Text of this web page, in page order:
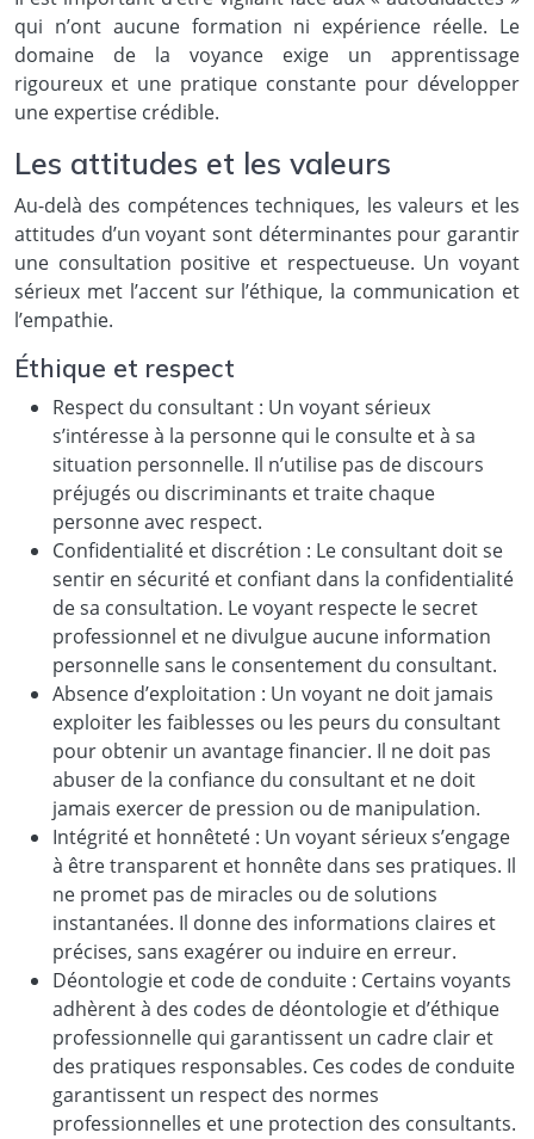
qui n’ont aucune formation ni expérience réelle. Le
domaine de la voyance exige un apprentissage
rigoureux et une pratique constante pour développer
une expertise crédible.
Les attitudes et les valeurs
Au-delà des compétences techniques, les valeurs et les
attitudes d’un voyant sont déterminantes pour garantir
une consultation positive et respectueuse. Un voyant
sérieux met l’accent sur l’éthique, la communication et
l’empathie.
Éthique et respect
Respect du consultant : Un voyant sérieux
s’intéresse à la personne qui le consulte et à sa
situation personnelle. Il n’utilise pas de discours
préjugés ou discriminants et traite chaque
personne avec respect.
Confidentialité et discrétion : Le consultant doit se
sentir en sécurité et confiant dans la confidentialité
de sa consultation. Le voyant respecte le secret
professionnel et ne divulgue aucune information
personnelle sans le consentement du consultant.
Absence d’exploitation : Un voyant ne doit jamais
exploiter les faiblesses ou les peurs du consultant
pour obtenir un avantage financier. Il ne doit pas
abuser de la confiance du consultant et ne doit
jamais exercer de pression ou de manipulation.
Intégrité et honnêteté : Un voyant sérieux s’engage
à être transparent et honnête dans ses pratiques. Il
ne promet pas de miracles ou de solutions
instantanées. Il donne des informations claires et
précises, sans exagérer ou induire en erreur.
Déontologie et code de conduite : Certains voyants
adhèrent à des codes de déontologie et d’éthique
professionnelle qui garantissent un cadre clair et
des pratiques responsables. Ces codes de conduite
garantissent un respect des normes
professionnelles et une protection des consultants.